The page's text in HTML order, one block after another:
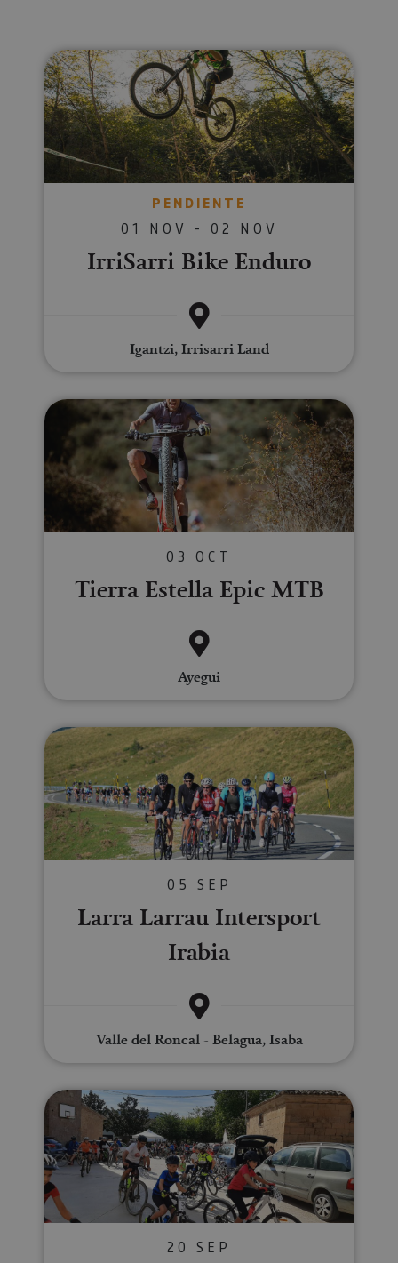
IrriSarri Bike Enduro
PENDIENTE
01 NOV - 02 NOV
IrriSarri Bike Enduro
Igantzi, Irrisarri Land
Tierra Estella Epic MTB
03 OCT
Tierra Estella Epic MTB
Ayegui
Larra Larrau Intersport Irabia
05 SEP
Larra Larrau Intersport
Irabia
Valle del Roncal - Belagua, Isaba
Vasco Navarro trenbideko Bide
20 SEP